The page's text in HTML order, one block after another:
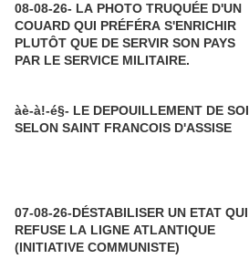
08-08-26- LA PHOTO TRUQUÉE D'UN
COUARD QUI PRÉFÉRA S'ENRICHIR
PLUTÔT QUE DE SERVIR SON PAYS
PAR LE SERVICE MILITAIRE.
àè-à!-é§- LE DEPOUILLEMENT DE SOI
SELON SAINT FRANCOIS D'ASSISE
07-08-26-DÉSTABILISER UN ETAT QUI
REFUSE LA LIGNE ATLANTIQUE
(INITIATIVE COMMUNISTE)